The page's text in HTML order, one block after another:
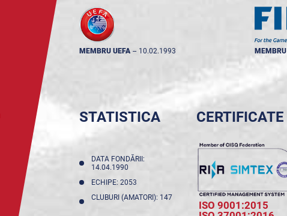
MEMBRU UEFA -- 10.02.1993
STATISTICA
DATA FONDĂRII:
14.04.1990
ECHIPE: 2053
CLUBURI (AMATORI): 147
CERTIFICATE
ISO 9001:2015